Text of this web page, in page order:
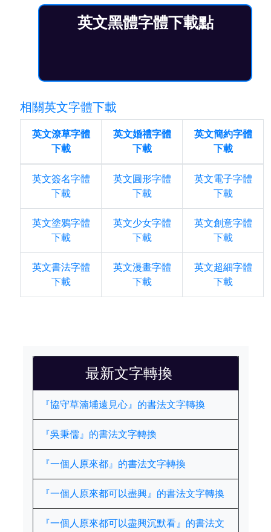
英文黑體字體下載點
相關英文字體下載
英文潦草字體
下載
英文婚禮字體
下載
英文簡約字體
下載
英文簽名字體
下載
英文圓形字體
下載
英文電子字體
下載
英文塗鴉字體
下載
英文少女字體
下載
英文創意字體
下載
英文書法字體
下載
英文漫畫字體
下載
英文超細字體
下載
最新文字轉換
『協守草湳埔遠見心』的書法文字轉換
『吳秉儒』的書法文字轉換
『一個人原來都』的書法文字轉換
『一個人原來都可以盡興』的書法文字轉換
『一個人原來都可以盡興沉默看』的書法文